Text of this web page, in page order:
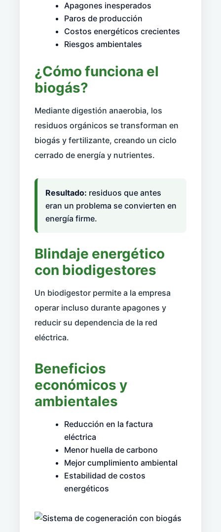
Apagones inesperados
Paros de producción
Costos energéticos crecientes
Riesgos ambientales
¿Cómo funciona el
biogás?
Mediante digestión anaerobia, los
residuos orgánicos se transforman en
biogás y fertilizante, creando un ciclo
cerrado de energía y nutrientes.
Resultado: residuos que antes
eran un problema se convierten en
energía firme.
Blindaje energético
con biodigestores
Un biodigestor permite a la empresa
operar incluso durante apagones y
reducir su dependencia de la red
eléctrica.
Beneficios
económicos y
ambientales
Reducción en la factura
eléctrica
Menor huella de carbono
Mejor cumplimiento ambiental
Estabilidad de costos
energéticos